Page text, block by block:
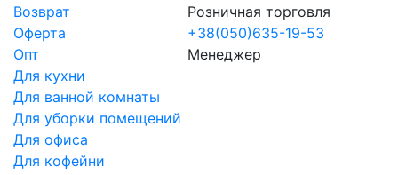
Возврат
Оферта
Опт
Для кухни
Для ванной комнаты
Для уборки помещений
Для офиса
Для кофейни
Розничная торговля
+38(050)635-19-53
Менеджер